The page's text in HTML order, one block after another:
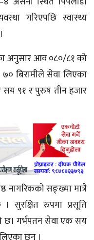
गरिएपछि स्वास्थ्य
अनुसार आव ०८०/८१ को
बिरामीले सेवा लिएका
सय ९१ र पुरुष तीन हजार
नागरिकको सङ्ख्या मात्रै
रुपमा प्रसूति
गर्भपतन सेवा एक सय